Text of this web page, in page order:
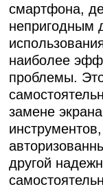
смартфона,
непригодным
наиболее
проблемы.
замене
другой